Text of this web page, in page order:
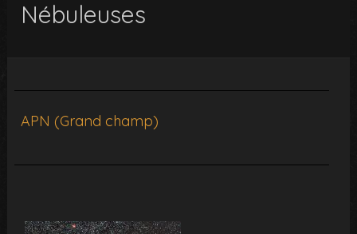
Nébuleuses
APN (Grand champ)